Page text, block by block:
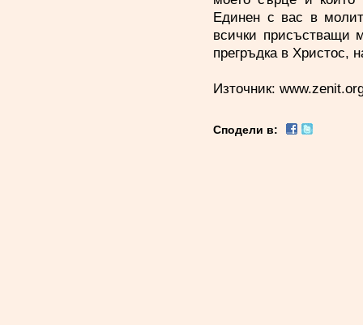
Единен с вас в
всички присъстващи
прегръдка в Христос,
Източник:
Сподели в: